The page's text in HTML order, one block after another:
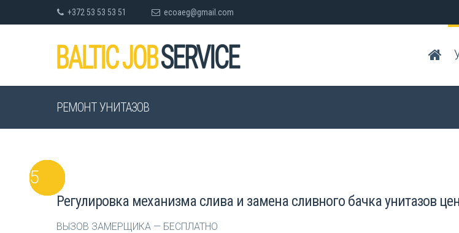
+372 53 53 53 51 ecoaeg@gmail.com
РЕМОНТ УНИТАЗОВ
Регулировка механизма слива и замена сливного бачка унитазов
ВЫЗОВ ЗАМЕРЩИКА — БЕСПЛАТНО